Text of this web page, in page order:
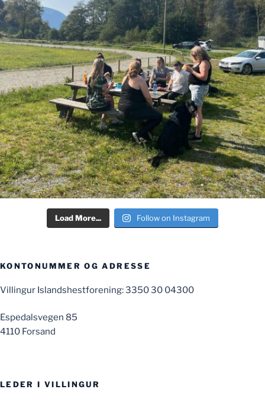
Load More... Follow on Instagram
KONTONUMMER OG ADRESSE
Villingur Islandshestforening: 3350 30 04300
Espedalsvegen 85
4110 Forsand
LEDER I VILLINGUR